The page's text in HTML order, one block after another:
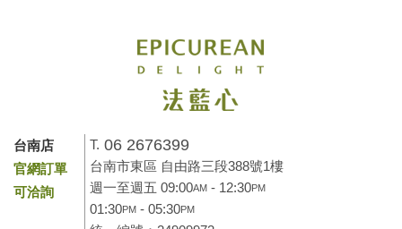
台南店
官網訂單
可洽詢
T. 06 2676399
台南市東區 自由路三段388號1樓
週一至週五 09:00AM - 12:30PM
01:30PM - 05:30PM